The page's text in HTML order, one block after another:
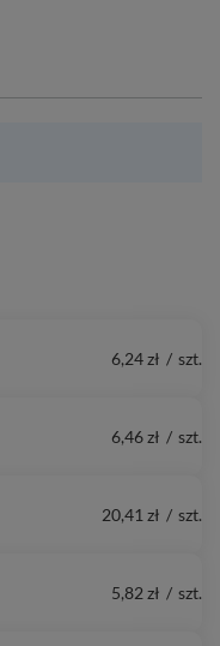
6,24 zł / szt.
6,46 zł / szt.
20,41 zł / szt.
5,82 zł / szt.